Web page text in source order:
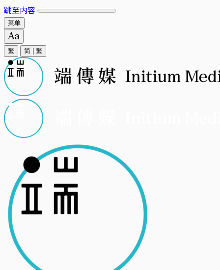
跳至内容
菜单
繁 简 繁